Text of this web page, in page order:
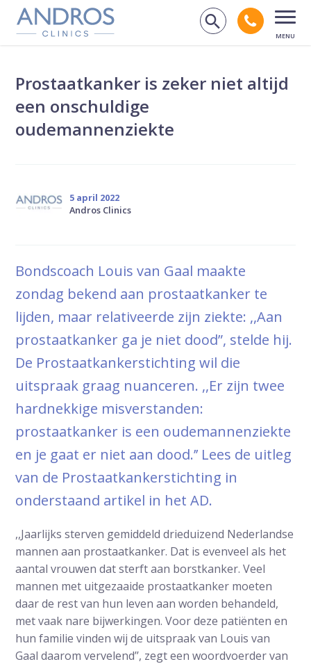
Navigatie overslaan
Zoek op
Bel
Prostaatkanker is zeker niet altijd
een onschuldige
oudemannenziekte
5 april 2022
Andros Clinics
Bondscoach Louis van Gaal maakte
zondag bekend aan prostaatkanker te
lijden, maar relativeerde zijn ziekte: ,,Aan
prostaatkanker ga je niet dood”, stelde hij.
De Prostaatkankerstichting wil die
uitspraak graag nuanceren. ,,Er zijn twee
hardnekkige misverstanden:
prostaatkanker is een oudemannenziekte
en je gaat er niet aan dood.’’ Lees de uitleg
van de Prostaatkankerstichting in
onderstaand artikel in het AD.
,,Jaarlijks sterven gemiddeld drieduizend Nederlandse
mannen aan prostaatkanker. Dat is evenveel als het
aantal vrouwen dat sterft aan borstkanker. Veel
mannen met uitgezaaide prostaatkanker moeten
daar de rest van hun leven aan worden behandeld,
met vaak nare bijwerkingen. Voor deze patiënten en
hun familie vinden wij de uitspraak van Louis van
Gaal daarom vervelend’’, zegt een woordvoerder van